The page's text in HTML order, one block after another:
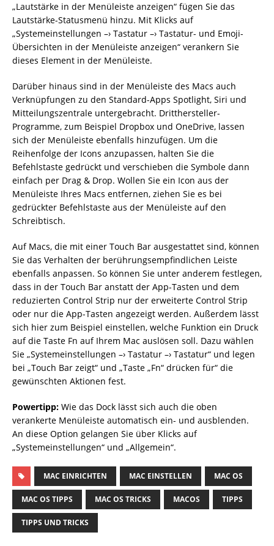
„Lautstärke in der Menüleiste anzeigen“ fügen Sie das
Lautstärke-Statusmenü hinzu. Mit Klicks auf
„Systemeinstellungen –› Tastatur –› Tastatur- und Emoji-
Übersichten in der Menüleiste anzeigen“ verankern Sie
dieses Element in der Menüleiste.
Darüber hinaus sind in der Menüleiste des Macs auch
Verknüpfungen zu den Standard-Apps Spotlight, Siri und
Mitteilungszentrale untergebracht. Dritthersteller-
Programme, zum Beispiel Dropbox und OneDrive, lassen
sich der Menüleiste ebenfalls hinzufügen. Um die
Reihenfolge der Icons anzupassen, halten Sie die
Befehlstaste gedrückt und verschieben die Symbole dann
einfach per Drag & Drop. Wollen Sie ein Icon aus der
Menüleiste Ihres Macs entfernen, ziehen Sie es bei
gedrückter Befehlstaste aus der Menüleiste auf den
Schreibtisch.
Auf Macs, die mit einer Touch Bar ausgestattet sind, können
Sie das Verhalten der berührungsempfindlichen Leiste
ebenfalls anpassen. So können Sie unter anderem festlegen,
dass in der Touch Bar anstatt der App-Tasten und dem
reduzierten Control Strip nur der erweiterte Control Strip
oder nur die App-Tasten angezeigt werden. Außerdem lässt
sich hier zum Beispiel einstellen, welche Funktion ein Druck
auf die Taste Fn auf Ihrem Mac auslösen soll. Dazu wählen
Sie „System­einstellungen –› Tastatur –› Tastatur“ und legen
bei „Touch Bar zeigt“ und „Taste „Fn“ drücken für“ die
gewünschten Aktionen fest.
Powertipp: Wie das Dock lässt sich auch die oben
verankerte Menüleiste automatisch ein- und ausblenden.
An diese Option gelangen Sie über Klicks auf
„Systemeinstellungen“ und „Allgemein“.
MAC EINRICHTEN MAC EINSTELLEN MAC OS
MAC OS TIPPS MAC OS TRICKS MACOS TIPPS
TIPPS UND TRICKS